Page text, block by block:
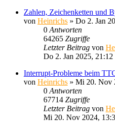
Zahlen, Zeichenketten und
von Heinrichs » Do 2. Jan
0 Antworten
64265 Zugriffe
Letzter Beitrag von
Do 2. Jan 2025, 21:12
Interrupt-Probleme beim
von Heinrichs » Mi 20. Nov
0 Antworten
67714 Zugriffe
Letzter Beitrag von
Mi 20. Nov 2024,